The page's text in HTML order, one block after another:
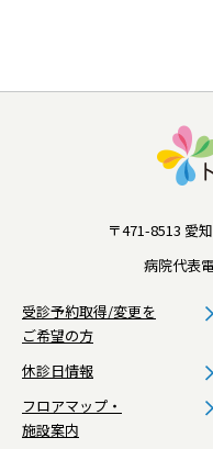
〒471-8513 愛
病院代表
受診予約取得/変更を
ご希望の方
休診日情報
フロアマップ・
施設案内